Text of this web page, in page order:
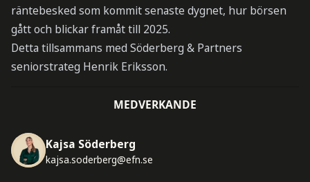
räntebesked som kommit senaste dygnet, hur börsen
gått och blickar framåt till 2025.
Detta tillsammans med Söderberg & Partners
seniorstrateg Henrik Eriksson.
MEDVERKANDE
Kajsa Söderberg
kajsa.soderberg@efn.se